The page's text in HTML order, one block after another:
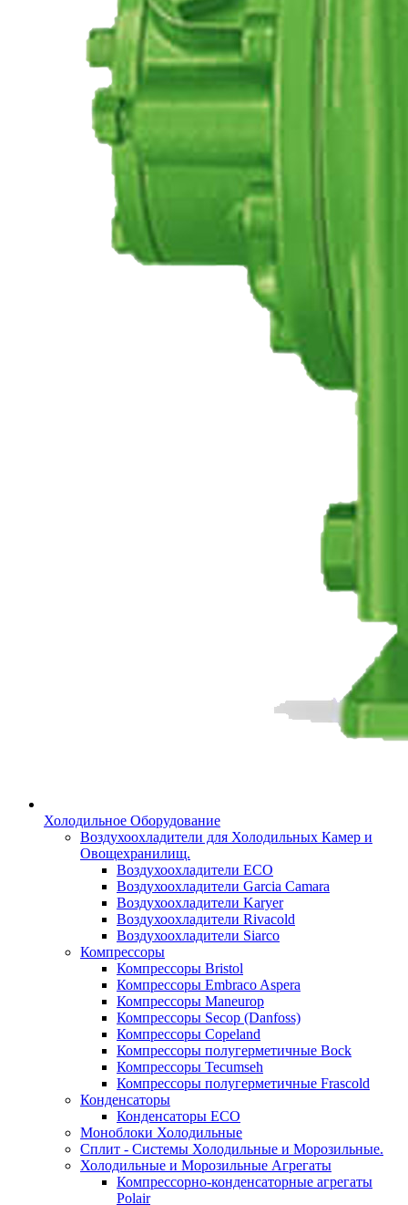
Холодильное Оборудование
Воздухоохладители для Холодильных Камер и
Овощехранилищ.
Воздухоохладители ECO
Воздухоохладители Garcia Camara
Воздухоохладители Karyer
Воздухоохладители Rivacold
Воздухоохладители Siarco
Компрессоры
Компрессоры Bristol
Компрессоры Embraco Aspera
Компрессоры Maneurop
Компрессоры Secop (Danfoss)
Компрессоры Copeland
Компрессоры полугерметичные Bock
Компрессоры Tecumseh
Компрессоры полугерметичные Frascold
Конденсаторы
Конденсаторы ECO
Моноблоки Холодильные
Сплит - Системы Холодильные и Морозильные.
Холодильные и Морозильные Агрегаты
Компрессорно-конденсаторные агрегаты
Polair